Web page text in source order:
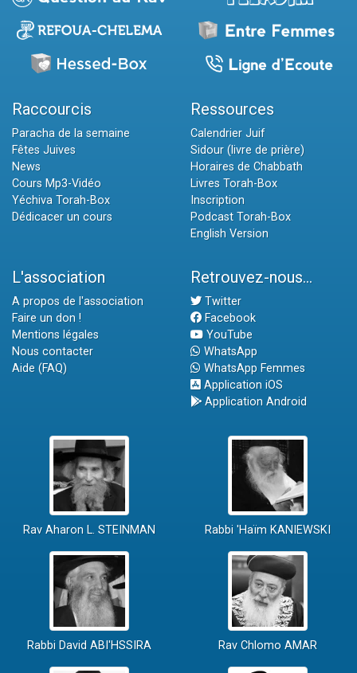
Raccourcis
Paracha de la semaine
Fêtes Juives
News
Cours Mp3-Vidéo
Yéchiva Torah-Box
Dédicacer un cours
Ressources
Calendrier Juif
Sidour (livre de prière)
Horaires de Chabbath
Livres Torah-Box
Inscription
Podcast Torah-Box
English Version
L'association
A propos de l'association
Faire un don !
Mentions légales
Nous contacter
Aide (FAQ)
Retrouvez-nous...
Twitter
Facebook
YouTube
WhatsApp
WhatsApp Femmes
Application iOS
Application Android
Rav Aharon L. STEINMAN Rabbi 'Haïm KANIEWSKI
Rabbi David ABI'HSSIRA Rav Chlomo AMAR